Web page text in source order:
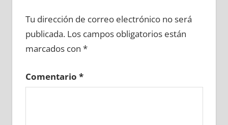
Tu dirección de correo electrónico no será
publicada. Los campos obligatorios están
marcados con *
Comentario *